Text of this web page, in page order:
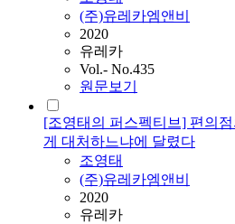
(주)유레카엠앤비
2020
유레카
Vol.- No.435
원문보기
[조영태의 퍼스펙티브] 편의
게 대처하느냐에 달렸다
조영태
(주)유레카엠앤비
2020
유레카